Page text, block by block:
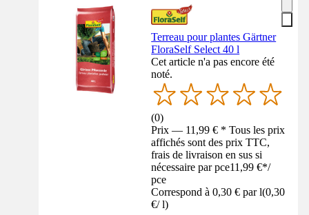
Terreau pour plantes Gärtner
FloraSelf Select 40 l
Cet article n'a pas encore été
noté.
(0)
Prix — 11,99 € * Tous les prix
affichés sont des prix TTC,
frais de livraison en sus si
nécessaire par pce11,99 €*/
pce
Correspond à 0,30 € par l(0,30
€/ l)